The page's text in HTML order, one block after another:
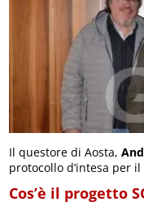
Il questore di Aosta,
protocollo d’intesa per
Cos’è il progetto